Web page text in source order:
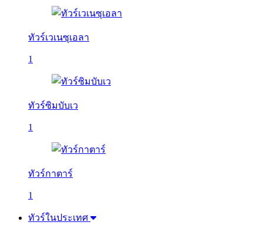
ทัวร์เวเนซุเอลา
1
ทัวร์ซิมบับเว
1
ทัวร์กาตาร์
1
ทัวร์ในประเทศ